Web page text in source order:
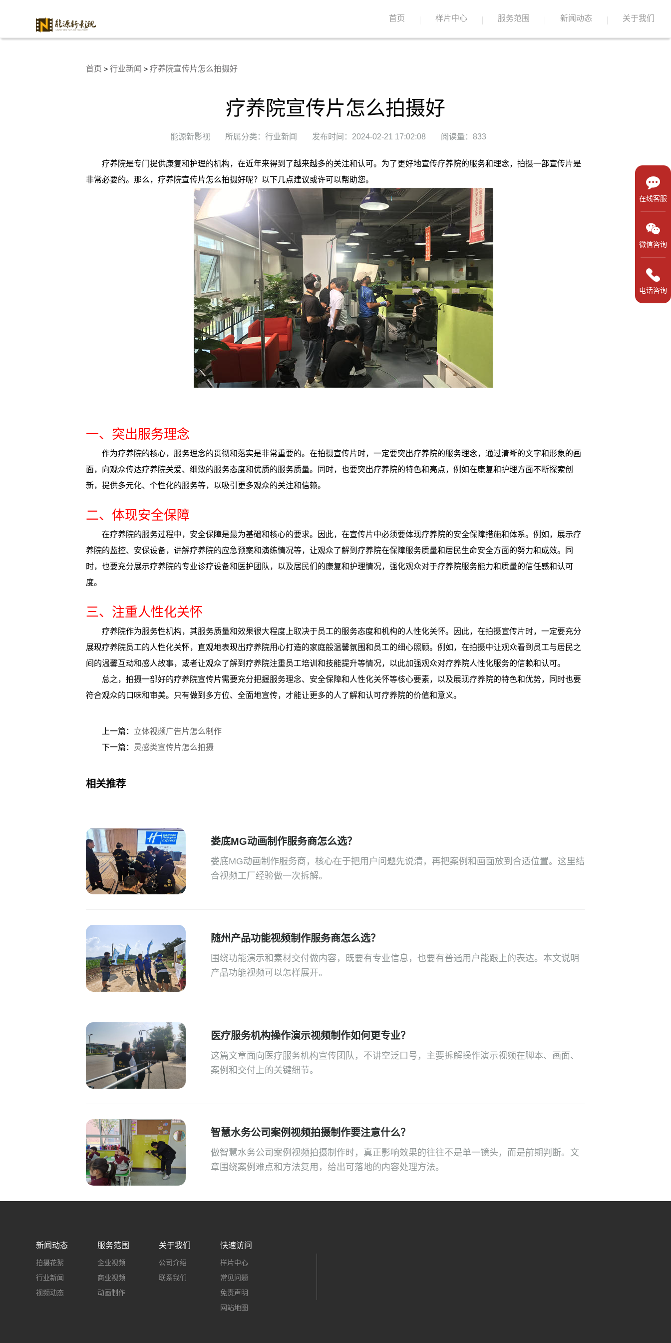
首页 样片中心 服务范围 新闻动态 关于我们
首页 > 行业新闻 > 疗养院宣传片怎么拍摄好
疗养院宣传片怎么拍摄好
能源新影视 所属分类：行业新闻 发布时间：2024-02-21 17:02:08 阅读量：833
疗养院是专门提供康复和护理的机构，在近年来得到了越来越多的关注和认可。为了更好地宣传疗养院的服务和理念，拍摄一部宣传片是
非常必要的。那么，疗养院宣传片怎么拍摄好呢？以下几点建议或许可以帮助您。
一、突出服务理念
作为疗养院的核心，服务理念的贯彻和落实是非常重要的。在拍摄宣传片时，一定要突出疗养院的服务理念，通过清晰的文字和形象的画
面，向观众传达疗养院关爱、细致的服务态度和优质的服务质量。同时，也要突出疗养院的特色和亮点，例如在康复和护理方面不断探索创
新，提供多元化、个性化的服务等，以吸引更多观众的关注和信赖。
二、体现安全保障
在疗养院的服务过程中，安全保障是最为基础和核心的要求。因此，在宣传片中必须要体现疗养院的安全保障措施和体系。例如，展示疗
养院的监控、安保设备，讲解疗养院的应急预案和演练情况等，让观众了解到疗养院在保障服务质量和居民生命安全方面的努力和成效。同
时，也要充分展示疗养院的专业诊疗设备和医护团队，以及居民们的康复和护理情况，强化观众对于疗养院服务能力和质量的信任感和认可
度。
三、注重人性化关怀
疗养院作为服务性机构，其服务质量和效果很大程度上取决于员工的服务态度和机构的人性化关怀。因此，在拍摄宣传片时，一定要充分
展现疗养院员工的人性化关怀，直观地表现出疗养院用心打造的家庭般温馨氛围和员工的细心照顾。例如，在拍摄中让观众看到员工与居民之
间的温馨互动和感人故事，或者让观众了解到疗养院注重员工培训和技能提升等情况，以此加强观众对疗养院人性化服务的信赖和认可。
总之，拍摄一部好的疗养院宣传片需要充分把握服务理念、安全保障和人性化关怀等核心要素，以及展现疗养院的特色和优势，同时也要
符合观众的口味和审美。只有做到多方位、全面地宣传，才能让更多的人了解和认可疗养院的价值和意义。
上一篇： 立体视频广告片怎么制作
下一篇：
灵感类宣传片怎么拍摄
相关推荐
娄底MG动画制作服务商怎么选？
娄底MG动画制作服务商，核心在于把用户问题先说清，再把案例和画面放到合适位置。这里结
合视频工厂经验做一次拆解。
随州产品功能视频制作服务商怎么选？
围绕功能演示和素材交付做内容，既要有专业信息，也要有普通用户能跟上的表达。本文说明
产品功能视频可以怎样展开。
医疗服务机构操作演示视频制作如何更专业？
这篇文章面向医疗服务机构宣传团队，不讲空泛口号，主要拆解操作演示视频在脚本、画面、
案例和交付上的关键细节。
智慧水务公司案例视频拍摄制作要注意什么？
做智慧水务公司案例视频拍摄制作时，真正影响效果的往往不是单一镜头，而是前期判断。文
章围绕案例难点和方法复用，给出可落地的内容处理方法。
新闻动态
拍摄花絮
行业新闻
视频动态
服务范围
企业视频
商业视频
动画制作
关于我们
公司介绍
联系我们
快速访问
样片中心
常见问题
免责声明
网站地图
在线客服
微信咨询
电话咨询